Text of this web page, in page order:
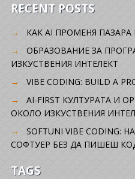
RECENT POSTS
КАК AI ПРОМЕНЯ ПАЗАРА
ОБРАЗОВАНИЕ ЗА
ИЗКУСТВЕНИЯ ИНТЕЛЕКТ
VIBE CODING: BUILD A
AI-FIRST КУЛТУРАТА И
ОКОЛО ИЗКУСТВЕНИЯ
SOFTUNI VIBE
СОФТУЕР БЕЗ ДА ПИШЕШ
TAGS